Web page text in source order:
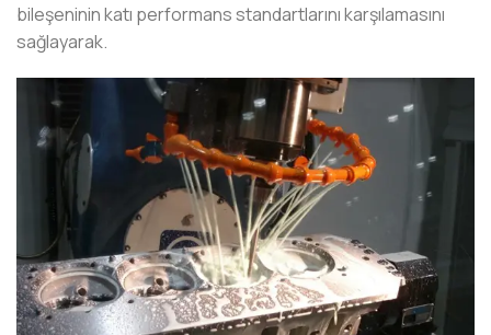
bileşeninin katı performans standartlarını karşılamasını
sağlayarak.